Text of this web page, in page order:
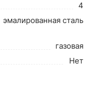
4
эмалированная сталь
газовая
Нет